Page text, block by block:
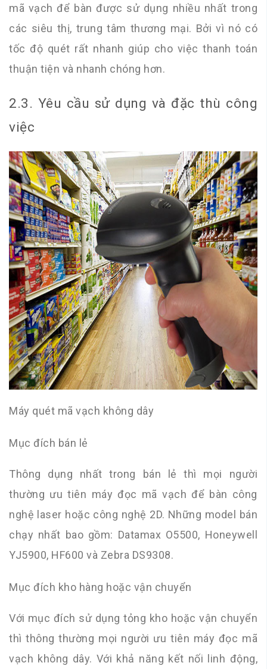
mã vạch để bàn được sử dụng nhiều nhất trong
các siêu thị, trung tâm thương mại. Bởi vì nó có
tốc độ quét rất nhanh giúp cho việc thanh toán
thuận tiện và nhanh chóng hơn.
2.3. Yêu cầu sử dụng và đặc thù công
việc
Máy quét mã vạch không dây
Mục đích bán lẻ
Thông dụng nhất trong bán lẻ thì mọi người
thường ưu tiên máy đọc mã vạch để bàn công
nghệ laser hoặc công nghệ 2D. Những model bán
chạy nhất bao gồm: Datamax O5500, Honeywell
YJ5900, HF600 và Zebra DS9308.
Mục đích kho hàng hoặc vận chuyển
Với mục đích sử dụng tỏng kho hoặc vận chuyển
thì thông thường mọi người ưu tiên máy đọc mã
vạch không dây. Với khả năng kết nối linh động,